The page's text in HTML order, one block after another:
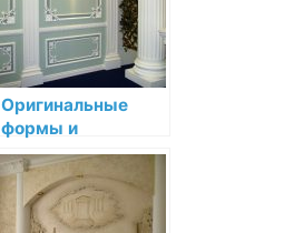
Оригинальные
формы и
орнаменты в
рококо и
декоративной
лепнине